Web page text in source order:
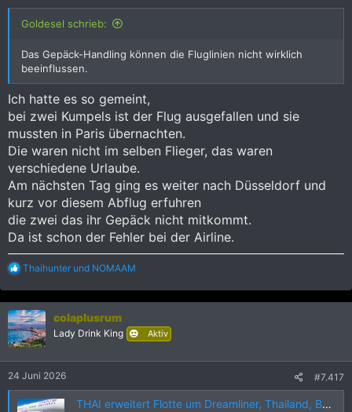
Goldesel schrieb:
Das Gepäck-Handling können die Fluglinien nicht wirklich
beeinflussen.
Ich hatte es so gemeint,
bei zwei Kumpels ist der Flug ausgefallen und sie
mussten in Paris übernachten.
Die waren nicht im selben Flieger, das waren
verschiedene Urlaube.
Am nächsten Tag ging es weiter nach Düsseldorf und
kurz vor diesem Abflug erfuhren
die zwei das ihr Gepäck nicht mitkommt.
Da ist schon der Fehler bei der Airline.
R
a
k
t
i
o
n
:
Thaihunter und NOMAAM
colaplusrum
Lady Drink King Aktiv
24 Juni 2026 #7.417
THAI erweitert Flotte um Dreamliner, Thailand, Bangkok